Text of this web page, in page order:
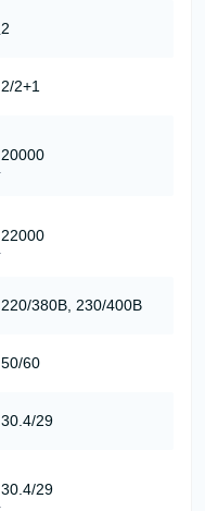
2
2/2+1
20000
22000
220/380В, 230/400В
50/60
30.4/29
30.4/29